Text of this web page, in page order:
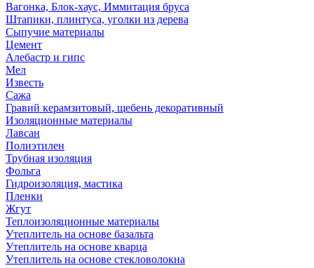
Вагонка, Блок-хаус, Иммитация бруса
Штапики, плинтуса, уголки из дерева
Сыпучие материалы
Цемент
Алебастр и гипс
Мел
Известь
Сажа
Гравий керамзитовый, щебень декоративный
Изоляционные материалы
Лавсан
Полиэтилен
Трубная изоляция
Фольга
Гидроизоляция, мастика
Пленки
Жгут
Теплоизоляционные материалы
Утеплитель на основе базальта
Утеплитель на основе кварца
Утеплитель на основе стекловолокна